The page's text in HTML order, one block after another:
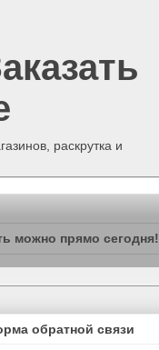
раскрутка и
можно прямо сегодня!
обратной связи